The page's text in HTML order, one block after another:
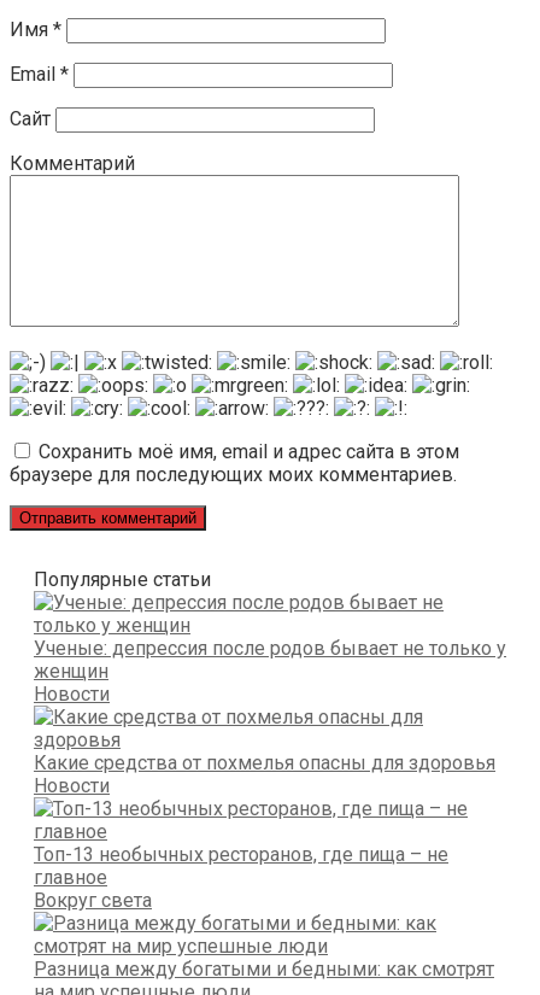
Имя *
Email *
Сайт
Комментарий
Сохранить моё имя, email и адрес сайта в этом
браузере для последующих моих комментариев.
Популярные статьи
Ученые: депрессия после родов бывает не только у
женщин
Новости
Какие средства от похмелья опасны для здоровья
Новости
Топ-13 необычных ресторанов, где пища – не
главное
Вокруг света
Разница между богатыми и бедными: как смотрят